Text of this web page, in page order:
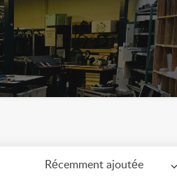
Récemment ajoutée